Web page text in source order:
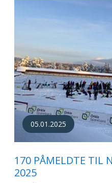
05.01.2025
170 PÅMELDTE TIL
2025